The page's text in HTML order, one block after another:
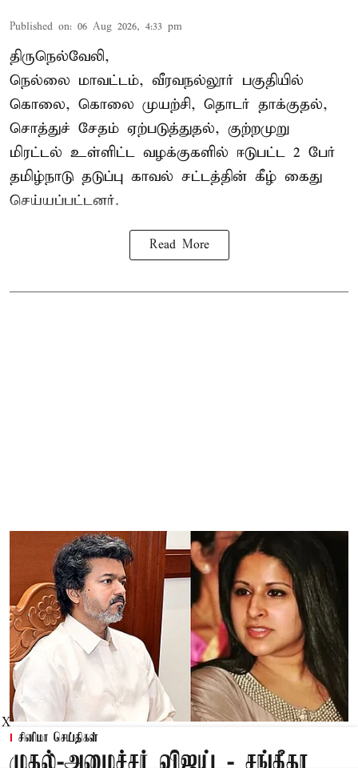
Published on: 06 Aug 2026, 4:33 pm
திருநெல்வேலி,
நெல்லை மாவட்டம், வீரவநல்லூர் பகுதியில்
கொலை, கொலை முயற்சி, தொடர் தாக்குதல்,
சொத்துச் சேதம் ஏற்படுத்துதல், குற்றமுறு
மிரட்டல் உள்ளிட்ட வழக்குகளில் ஈடுபட்ட 2 பேர்
தமிழ்நாடு தடுப்பு காவல் சட்டத்தின் கீழ் கைது
செய்யப்பட்டனர்.
Read More
சினிமா செய்திகள்
X